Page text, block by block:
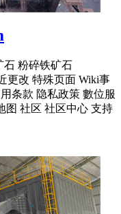
石 粉碎铁矿石
更改 特殊页面 Wiki事
条款 隐私政策 數位服
图 社区 社区中心 支持